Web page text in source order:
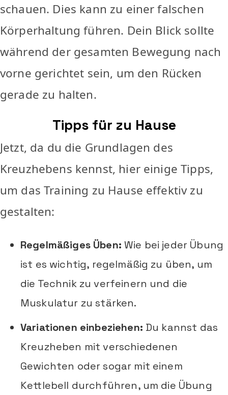
schauen. Dies kann zu einer falschen
Körperhaltung führen. Dein Blick sollte
während der gesamten Bewegung nach
vorne gerichtet sein, um den Rücken
gerade zu halten.
Tipps für zu Hause
Jetzt, da du die Grundlagen des
Kreuzhebens kennst, hier einige Tipps,
um das Training zu Hause effektiv zu
gestalten:
Regelmäßiges Üben: Wie bei jeder Übung
ist es wichtig, regelmäßig zu üben, um
die Technik zu verfeinern und die
Muskulatur zu stärken.
Variationen einbeziehen: Du kannst das
Kreuzheben mit verschiedenen
Gewichten oder sogar mit einem
Kettlebell durchführen, um die Übung